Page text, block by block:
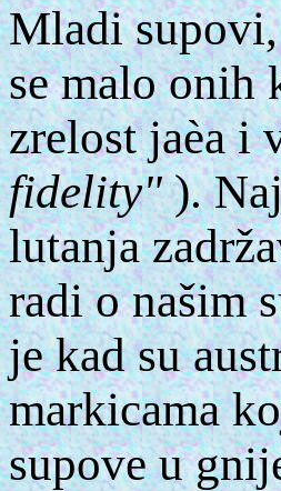
Mladi
se malo onih
zrelost jaèa i
fidelity").
lutanja
radi o našim
je kad su
markicama
supove u